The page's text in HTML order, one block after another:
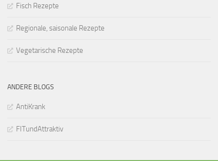
Fisch Rezepte
Regionale, saisonale Rezepte
Vegetarische Rezepte
ANDERE BLOGS
AntiKrank
FITundAttraktiv